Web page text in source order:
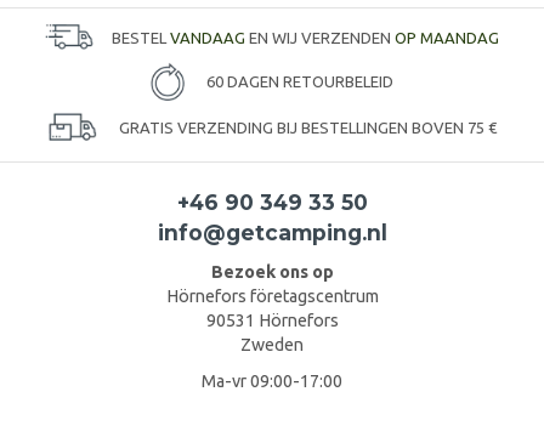
BESTEL VANDAAG EN WIJ VERZENDEN OP MAANDAG
60 DAGEN RETOURBELEID
GRATIS VERZENDING BIJ BESTELLINGEN BOVEN 75 €
+46 90 349 33 50
info@getcamping.nl
Bezoek ons op
Hörnefors företagscentrum
90531 Hörnefors
Zweden
Ma-vr 09:00-17:00